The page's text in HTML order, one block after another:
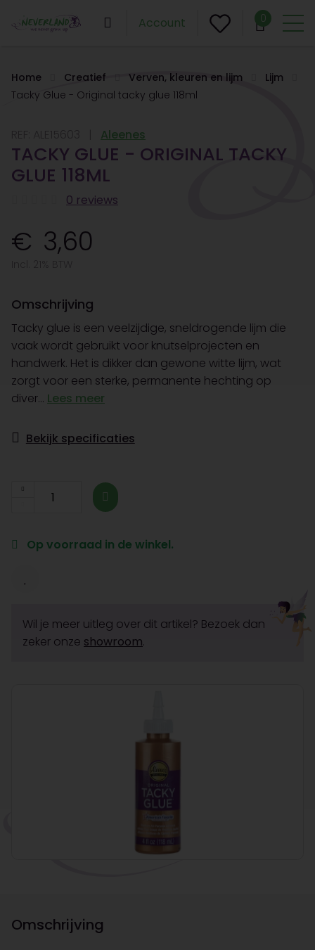
Account 0
Home Creatief Verven, kleuren en lijm
Lijm
Tacky Glue - Original tacky glue 118ml
Aleenes
TACKY GLUE - ORIGINAL TACKY
GLUE 118ML
0 reviews
3,60
Omschrijving
Tacky glue is een veelzijdige, sneldrogende lijm die
vaak wordt gebruikt voor knutselprojecten en
handwerk. Het is dikker dan gewone witte lijm, wat
zorgt voor een sterke, permanente hechting op
diver... Lees meer
Bekijk specificaties
Op voorraad in de winkel.
Wil je meer uitleg over dit artikel? Bezoek dan
zeker onze showroom.
Omschrijving